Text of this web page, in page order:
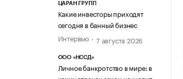
ЦАРАН ГРУПП
Какие инвесторы приходят
сегодня в банный бизнес
Интервью
7 августа 2026
ООО «НССД»
Личное банкротство в мире: в